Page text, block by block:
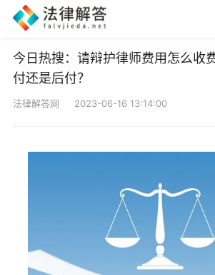
今日热搜：请辩护律师费用怎么收
付还是后付？
法律解答网 2023-06-16 13:14:00